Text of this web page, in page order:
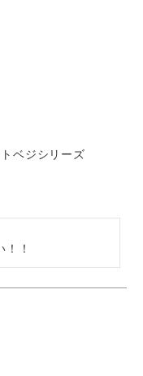
ベジシリーズ
！